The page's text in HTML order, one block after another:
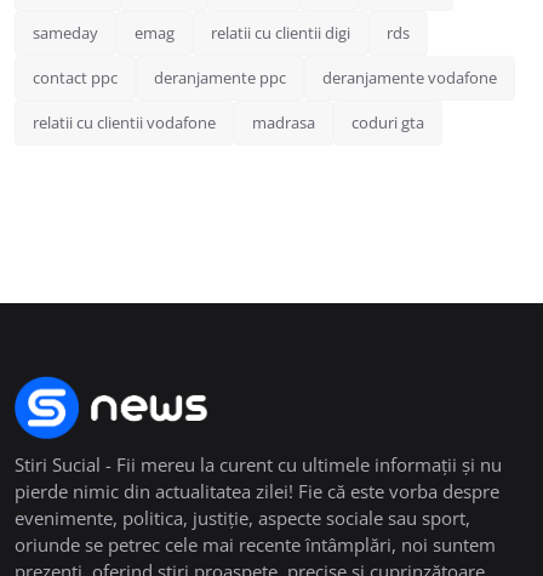
sameday emag relatii cu clientii digi rds
contact ppc deranjamente ppc deranjamente vodafone
relatii cu clientii vodafone madrasa coduri gta
Stiri Sucial - Fii mereu la curent cu ultimele informații și nu
pierde nimic din actualitatea zilei! Fie că este vorba despre
evenimente, politica, justiție, aspecte sociale sau sport,
oriunde se petrec cele mai recente întâmplări, noi suntem
prezenți, oferind știri proaspete, precise și cuprinzătoare.